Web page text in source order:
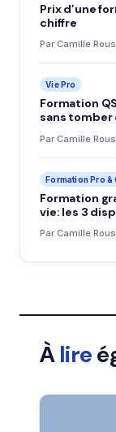
Prix d’une
chiffre
Par Camille
Vie Pro
Formation
sans tomber
Par Camille
Formation Pro &
Formation
vie: les 3
Par Camille
Àlire